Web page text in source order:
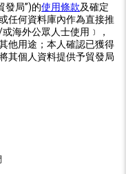
發局”)的使用條款及確定
任何資料庫內作為直接推
海外公眾人士使用﹞，
他用途；本人確認已獲得
其個人資料提供予貿發局